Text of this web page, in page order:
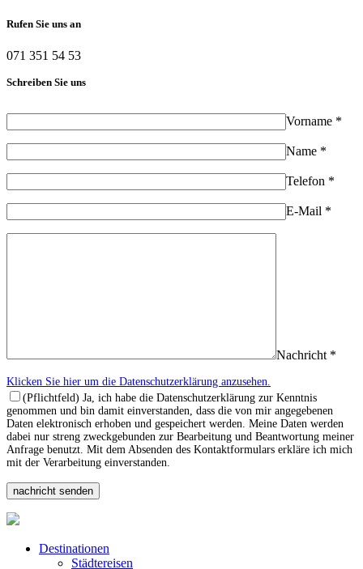
Rufen Sie uns an
071 351 54 53
Schreiben Sie uns
Vorname *
Name *
Telefon *
E-Mail *
Nachricht *
Klicken Sie hier um die Datenschutzerklärung anzusehen.
(Pflichtfeld) Ja, ich habe die Datenschutzerklärung zur Kenntnis
genommen und bin damit einverstanden, dass die von mir angegebenen
Daten elektronisch erhoben und gespeichert werden. Meine Daten werden
dabei nur streng zweckgebunden zur Bearbeitung und Beantwortung meiner
Anfrage benutzt. Mit dem Absenden des Kontaktformulars erkläre ich mich
mit der Verarbeitung einverstanden.
Destinationen
Städtereisen